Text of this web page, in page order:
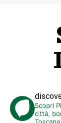
Scopri
città,